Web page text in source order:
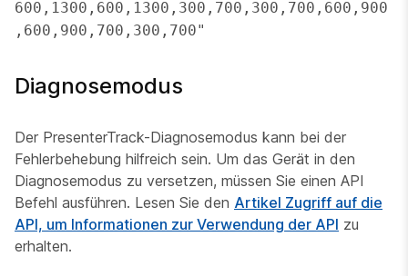
600,1300,600,1300,300,700,300,700,600,900
,600,900,700,300,700"
Diagnosemodus
Der PresenterTrack-Diagnosemodus kann bei der
Fehlerbehebung hilfreich sein. Um das Gerät in den
Diagnosemodus zu versetzen, müssen Sie einen API
Befehl ausführen. Lesen Sie den Artikel Zugriff auf die
API, um Informationen zur Verwendung der API zu
erhalten.